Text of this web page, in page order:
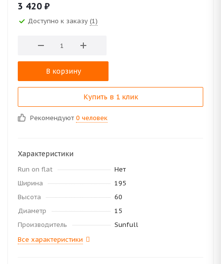
3 420 ₽
Доступно к заказу (1)
В корзину
Купить в 1 клик
Рекомендуют 0 человек
Характеристики
Run on flat
Нет
Ширина
195
Высота
60
Диаметр
15
Производитель
Sunfull
Все характеристики